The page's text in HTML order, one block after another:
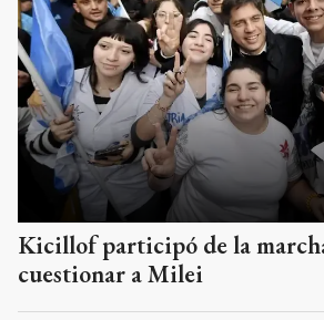
Kicillof participó de la
cuestionar a Milei